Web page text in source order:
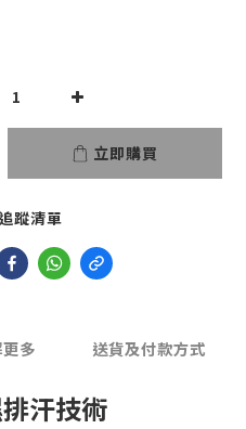
立即購買
蹤清單
多 送貨及付款方式
汗技術